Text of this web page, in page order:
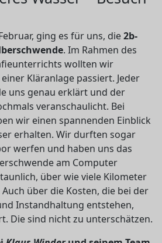
ging es für uns, die2b-
. Im Rahmen des
wollten wir
Kläranlage passiert. Jeder
uns genau erklärt und der
veranschaulicht. Bei
wir einen spannenden Einblick
erhalten. Wir durften sogar
werfen und haben uns das
am Computer
über wie viele Kilometer
über die Kosten, die bei der
Instandhaltung entstehen,
Die sind nicht zu unterschätzen.